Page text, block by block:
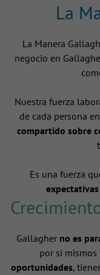
La
La Manera
negocio en
Nuestra fuerza
de cada persona
compartido sobre
Es una fuerza
Gallagher no es
por sí mismos
oportunidades,